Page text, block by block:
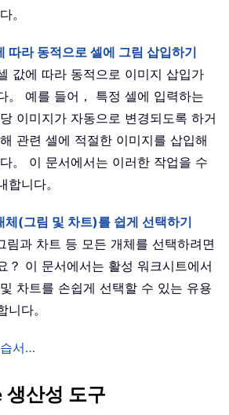
。
따라 동적으로 셀에 그림 삽입하기
값에 따라 동적으로 이미지 삽입가
。 예를 들어， 특정 셀에 입력하는
이미지가 자동으로 변경되도록 하거
관련 셀에 적절한 이미지를 삽입해
。 이 문서에서는 이러한 작업을 수
니다。
체(그림 및 차트)를 쉽게 선택하기
림과 차트 등 모든 개체를 선택하려면
？ 이 문서에서는 활성 워크시트에서
차트를 손쉽게 선택할 수 있는 유용
다。
서…
산성 도구